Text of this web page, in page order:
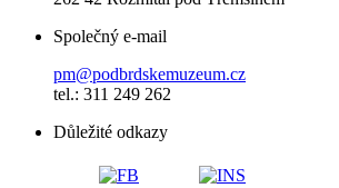
Společný e-mail
pm@podbrdskemuzeum.cz
tel.: 311 249 262
Důležité odkazy